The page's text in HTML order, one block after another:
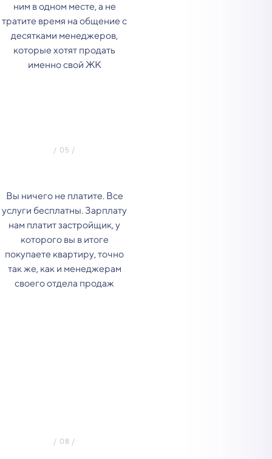
ним в одном месте, а не
тратите время на общение с
десятками менеджеров,
которые хотят продать
именно свой ЖК
Вы ничего не платите. Все
услуги бесплатны. Зарплату
нам платит застройщик, у
которого вы в итоге
покупаете квартиру, точно
так же, как и менеджерам
своего отдела продаж